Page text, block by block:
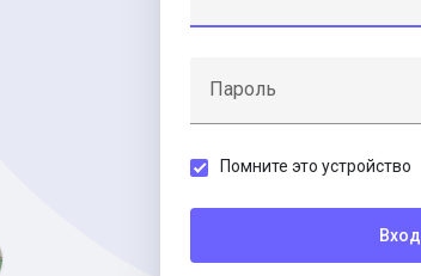
Пароль
Помните это устройство
Вход